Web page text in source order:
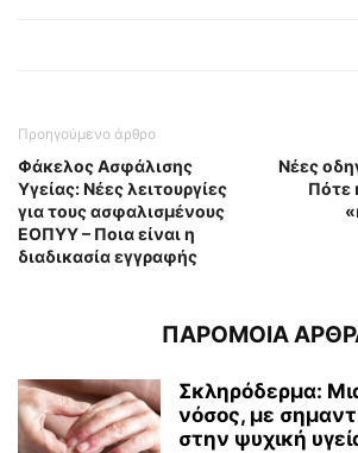
Προηγούμενο άρθρο
Φάκελος Ασφάλισης
Υγείας: Νέες λειτουργίες
για τους ασφαλισμένους
ΕΟΠΥΥ – Ποια είναι η
διαδικασία εγγραφής
Νέες
Πότε
ΠΑΡΟΜΟΙΑ
Σκληρόδερμα:
νόσος, με
στην ψυχική